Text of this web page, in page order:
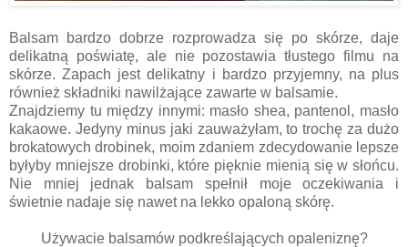
Balsam bardzo dobrze rozprowadza się po skórze, daje
delikatną poświatę, ale nie pozostawia tłustego filmu na
skórze. Zapach jest delikatny i bardzo przyjemny, na plus
również składniki nawilżające zawarte w balsamie.
Znajdziemy tu między innymi: masło shea, pantenol, masło
kakaowe. Jedyny minus jaki zauważyłam, to trochę za dużo
brokatowych drobinek, moim zdaniem zdecydowanie lepsze
byłyby mniejsze drobinki, które pięknie mienią się w słońcu.
Nie mniej jednak balsam spełnił moje oczekiwania i
świetnie nadaje się nawet na lekko opaloną skórę.
Używacie balsamów podkreślających opaleniznę?